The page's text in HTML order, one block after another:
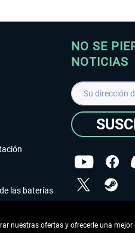
las baterías
NO SE
NOTICIAS
Copyright ©
nuestras ofertas y ofrecerle una mejor